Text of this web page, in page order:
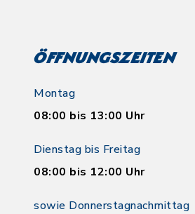
Öffnungszeiten
Montag
08:00 bis 13:00 Uhr
Dienstag bis Freitag
08:00 bis 12:00 Uhr
sowie Donnerstagnachmittag